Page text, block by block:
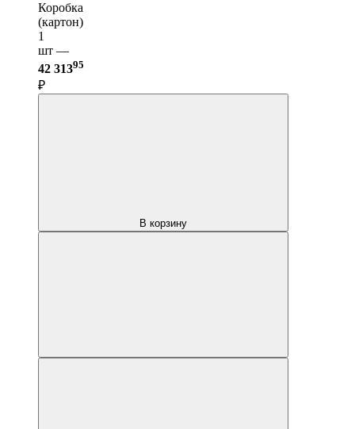
Коробка
(картон)
1
шт —
42 31395
₽
В корзину